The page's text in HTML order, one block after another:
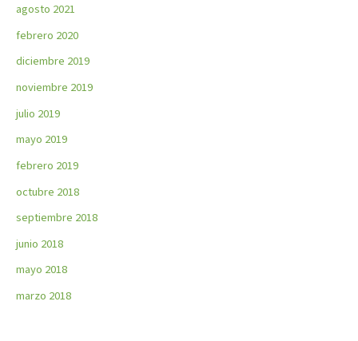
agosto 2021
febrero 2020
diciembre 2019
noviembre 2019
julio 2019
mayo 2019
febrero 2019
octubre 2018
septiembre 2018
junio 2018
mayo 2018
marzo 2018